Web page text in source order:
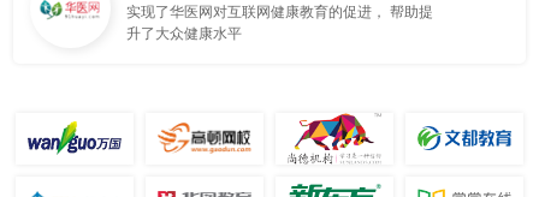
实现了华医网对互联网健康教育的促进， 帮助提
升了大众健康水平